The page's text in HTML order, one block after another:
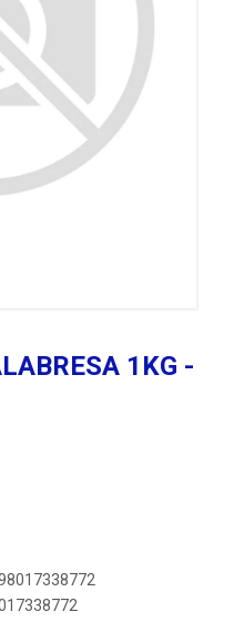
1KG -